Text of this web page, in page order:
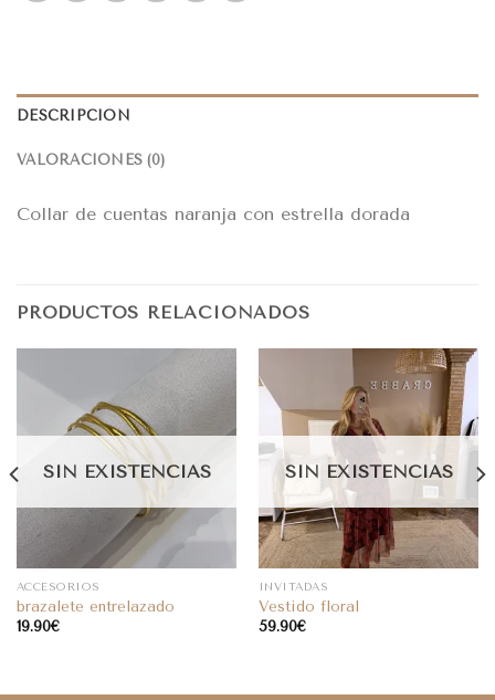
DESCRIPCIÓN
VALORACIONES (0)
Collar de cuentas naranja con estrella dorada
PRODUCTOS RELACIONADOS
SIN EXISTENCIAS
ACCESORIOS
brazalete entrelazado
19.90€
SIN EXISTENCIAS
INVITADAS
Vestido floral
59.90€